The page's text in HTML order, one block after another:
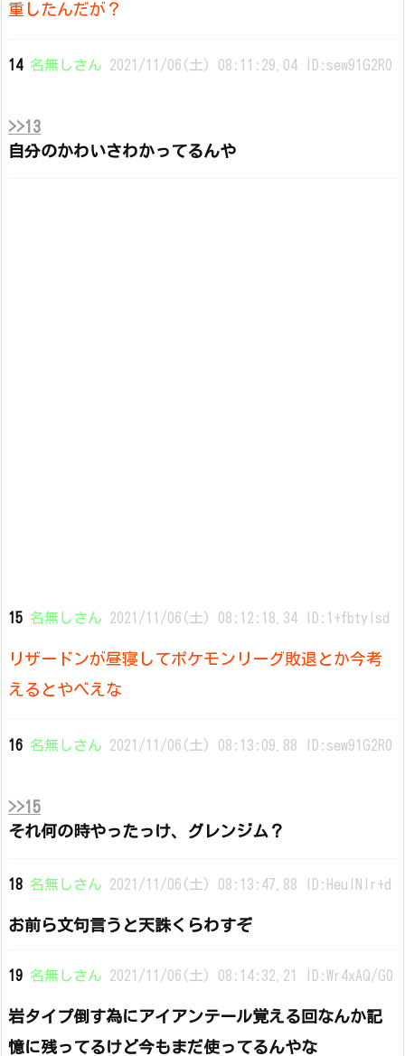
重したんだが？
14 名無しさん 2021/11/06(土) 08:11:29.04 ID:sew91G2R0
>>13
自分のかわいさわかってるんや
15 名無しさん 2021/11/06(土) 08:12:18.34 ID:1+fbtyIsd
リザードンが昼寝してポケモンリーグ敗退とか今考
えるとやべえな
16 名無しさん 2021/11/06(土) 08:13:09.88 ID:sew91G2R0
>>15
それ何の時やったっけ、グレンジム？
18 名無しさん 2021/11/06(土) 08:13:47.88 ID:HeuINIr+d
お前ら文句言うと天誅くらわすぞ
19 名無しさん 2021/11/06(土) 08:14:32.21 ID:Wr4xAQ/G0
岩タイプ倒す為にアイアンテール覚える回なんか記
憶に残ってるけど今もまだ使ってるんやな